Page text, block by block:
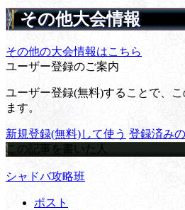
その他大会情報
その他の大会情報はこちら
ユーザー登録のご案内
ユーザー登録(無料)することで、
ます。
新規登録(無料)して使う 登録済み
この記事を書いた人
シャドバ攻略班
ポスト